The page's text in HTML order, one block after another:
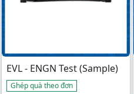
EVL - ENGN Test (Sample)
Ghép quà theo đơn